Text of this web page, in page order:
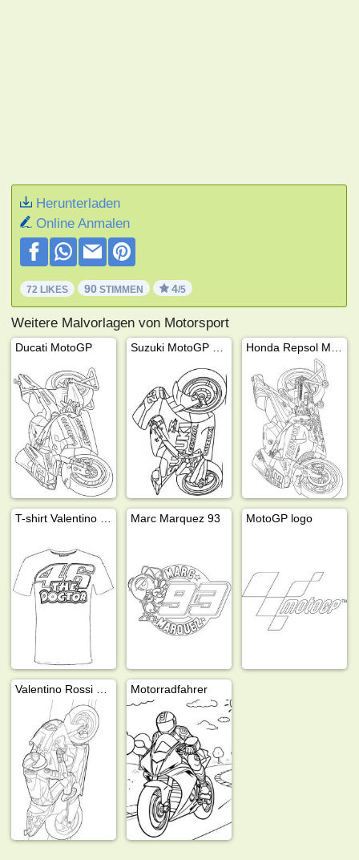
Herunterladen
Online Anmalen
72 LIKES 90 STIMMEN 4/5
Weitere Malvorlagen von Motorsport
Ducati MotoGP
Marc Marquez 93 MotoGP logo
Motorradfahrer